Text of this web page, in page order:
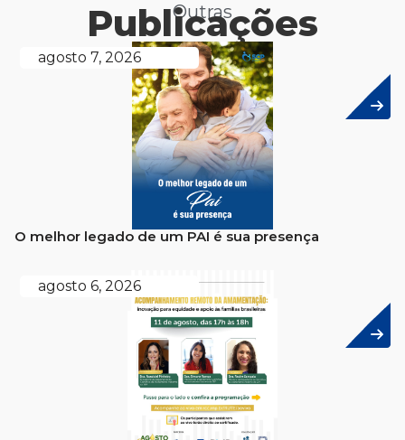
Outras
Publicações
agosto 7, 2026
O melhor legado de um PAI é sua presença
agosto 6, 2026